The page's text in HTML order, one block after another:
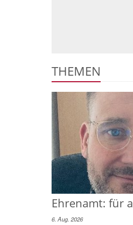
THEMEN
Ehrenamt: für
6. Aug. 2026